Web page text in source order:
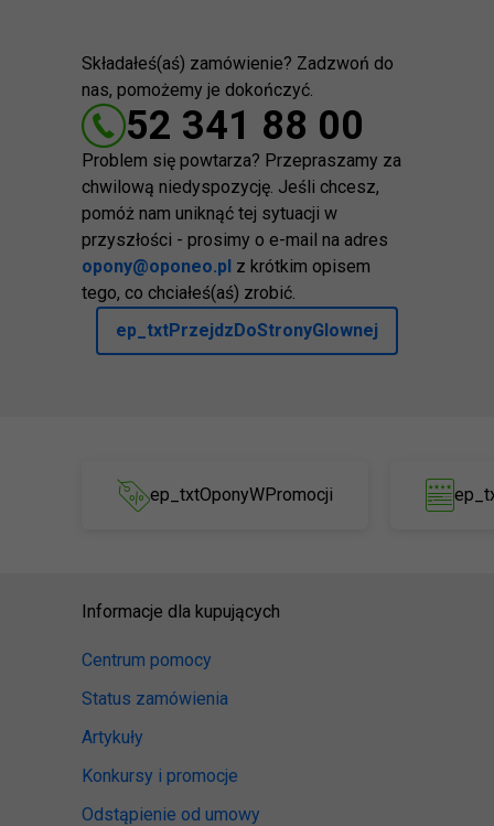
Składałeś(aś) zamówienie? Zadzwoń do
nas, pomożemy je dokończyć.
52 341 88 00
Problem się powtarza? Przepraszamy za
chwilową niedyspozycję. Jeśli chcesz,
pomóż nam uniknąć tej sytuacji w
przyszłości - prosimy o e-mail na adres
opony@oponeo.pl z krótkim opisem
tego, co chciałeś(aś) zrobić.
ep_txtPrzejdzDoStronyGlownej
ep_txtOponyWPromocji
Informacje dla kupujących
Centrum pomocy
Status zamówienia
Artykuły
Konkursy i promocje
Odstąpienie od umowy